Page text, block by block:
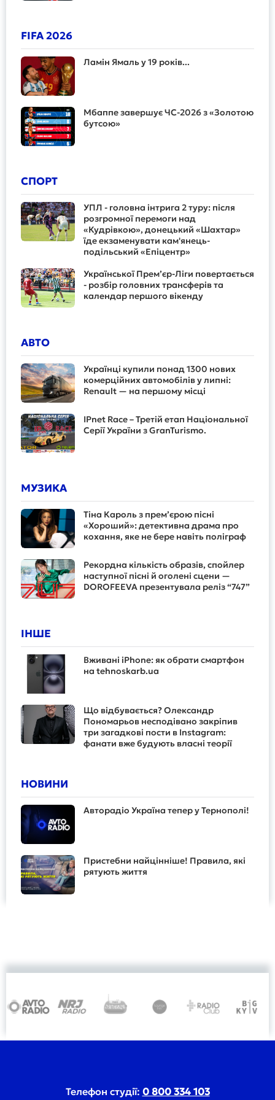
FIFA 2026
Ламін Ямаль у 19 років...
Мбаппе завершує ЧС-2026 з «Золотою
бутсою»
СПОРТ
УПЛ - головна інтрига 2 туру: після
розгромної перемоги над
«Кудрівкою», донецький «Шахтар»
їде екзаменувати кам'янець-
подільський «Епіцентр»
Української Прем’єр-Ліги повертається
- розбір головних трансферів та
календар першого вікенду
АВТО
Українці купили понад 1300 нових
комерційних автомобілів у липні:
Renault — на першому місці
IPnet Race – Третій етап Національної
Серії України з GranTurismo.
МУЗИКА
Тіна Кароль з прем’єрою пісні
«Хороший»: детективна драма про
кохання, яке не бере навіть поліграф
Рекордна кількість образів, спойлер
наступної пісні й оголені сцени —
DOROFEEVA презентувала реліз “747”
ІНШЕ
Вживані iPhone: як обрати смартфон
на tehnoskarb.ua
Що відбувається? Олександр
Пономарьов несподівано закріпив
три загадкові пости в Instagram:
фанати вже будують власні теорії
НОВИНИ
Авторадіо Україна тепер у Тернополі!
Пристебни найцінніше! Правила, які
рятують життя
Телефон студії: 0 800 334 103